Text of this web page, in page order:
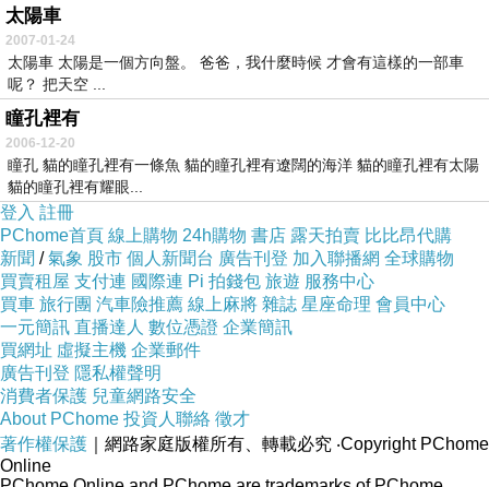
太陽車
2007-01-24
太陽車 太陽是一個方向盤。 爸爸，我什麼時候 才會有這樣的一部車
呢？ 把天空 ...
瞳孔裡有
2006-12-20
瞳孔 貓的瞳孔裡有一條魚 貓的瞳孔裡有遼闊的海洋 貓的瞳孔裡有太陽
貓的瞳孔裡有耀眼...
登入 註冊
PChome首頁 線上購物 24h購物 書店 露天拍賣 比比昂代購
新聞 /氣象 股市 個人新聞台 廣告刊登 加入聯播網 全球購物
買賣租屋 支付連 國際連 Pi 拍錢包 旅遊 服務中心
買車 旅行團 汽車險推薦 線上麻將 雜誌 星座命理 會員中心
一元簡訊 直播達人 數位憑證 企業簡訊
買網址 虛擬主機 企業郵件
廣告刊登 隱私權聲明
消費者保護 兒童網路安全
About PChome 投資人聯絡 徵才
著作權保護 ｜網路家庭版權所有、轉載必究 ‧Copyright PChome
Online